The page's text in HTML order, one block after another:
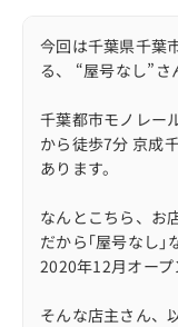
今回は千葉県千葉
る、 “屋号なし”さ
千葉都市モノレー
から徒歩7分 京成
あります。
なんとこちら、お
だから｢屋号なし｣
2020年12月オープ
そんな店主さん、